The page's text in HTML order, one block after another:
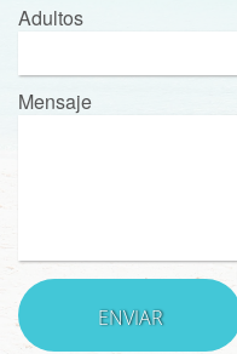
Adultos
Mensaje